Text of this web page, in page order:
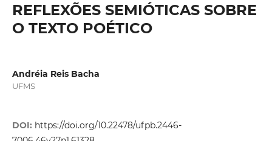
REFLEXÕES SEMIÓTICAS SOBRE
O TEXTO POÉTICO
Andréia Reis Bacha
UFMS
DOI: https://doi.org/10.22478/ufpb.2446-